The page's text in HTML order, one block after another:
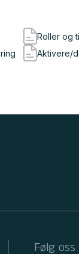
Roller og
Aktivere/
Følg oss